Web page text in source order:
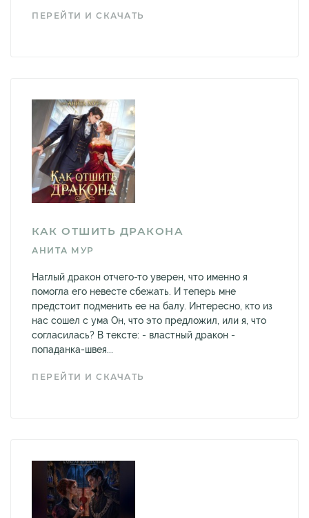
ПЕРЕЙТИ И СКАЧАТЬ
КАК ОТШИТЬ ДРАКОНА
АНИТА МУР
Наглый дракон отчего-то уверен, что именно я
помогла его невесте сбежать. И теперь мне
предстоит подменить ее на балу. Интересно, кто из
нас сошел с ума Он, что это предложил, или я, что
согласилась? В тексте: - властный дракон -
попаданка-швея...
ПЕРЕЙТИ И СКАЧАТЬ